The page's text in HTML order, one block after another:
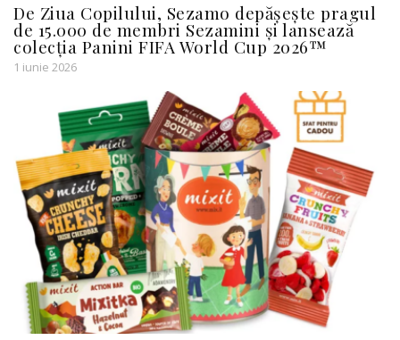
De Ziua Copilului, Sezamo depășește pragul
de 15.000 de membri Sezamini și lansează
colecția Panini FIFA World Cup 2026™
1 iunie 2026